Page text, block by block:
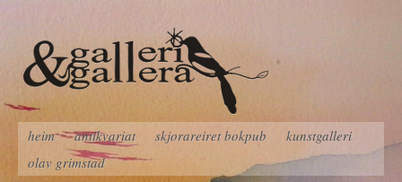
heim antikvariat skjorareiret bokpub
kunstgalleri
olav grimstad